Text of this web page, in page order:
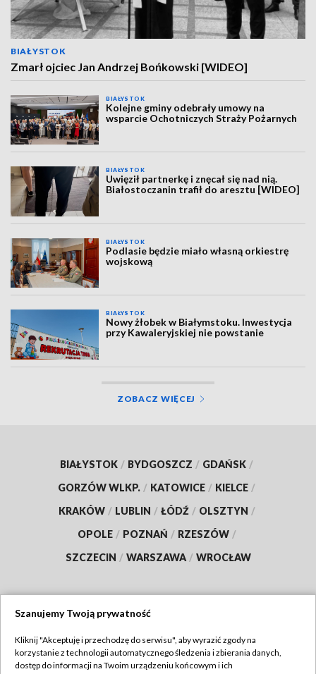
BIAŁYSTOK
Zmarł ojciec Jan Andrzej Bońkowski [WIDEO]
BIAŁYSTOK
Kolejne gminy odebrały umowy na
wsparcie Ochotniczych Straży Pożarnych
BIAŁYSTOK
Uwięził partnerkę i znęcał się nad nią.
Białostoczanin trafił do aresztu [WIDEO]
BIAŁYSTOK
Podlasie będzie miało własną orkiestrę
wojskową
BIAŁYSTOK
Nowy żłobek w Białymstoku. Inwestycja
przy Kawaleryjskiej nie powstanie
ZOBACZ WIĘCEJ
BIAŁYSTOK / BYDGOSZCZ / GDAŃSK /
GORZÓW WLKP. / KATOWICE / KIELCE /
KRAKÓW / LUBLIN / ŁÓDŹ / OLSZTYN /
OPOLE / POZNAŃ / RZESZÓW /
SZCZECIN / WARSZAWA / WROCŁAW
TVP
Szanujemy Twoją prywatność
Kliknij "Akceptuję i przechodzę do serwisu", aby wyrazić zgody na
korzystanie z technologii automatycznego śledzenia i zbierania danych,
dostęp do informacji na Twoim urządzeniu końcowym i ich